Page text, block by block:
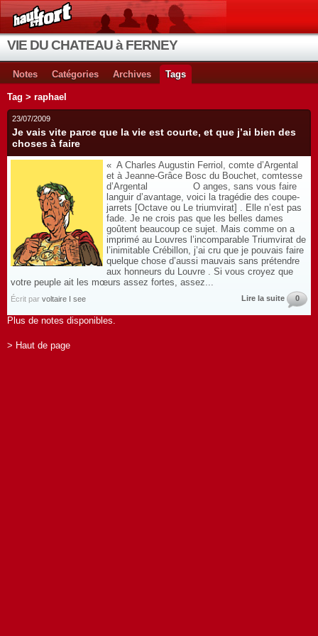
VIE DU CHATEAU à FERNEY
Notes Catégories Archives Tags
Tag > raphael
23/07/2009
Je vais vite parce que la vie est courte, et que j’ai bien des
choses à faire
« A Charles Augustin Ferriol, comte d’Argental
et à Jeanne-Grâce Bosc du Bouchet, comtesse
d’Argental O anges, sans vous faire
languir d’avantage, voici la tragédie des coupe-
jarrets [Octave ou Le triumvirat] . Elle n’est pas
fade. Je ne crois pas que les belles dames
goûtent beaucoup ce sujet. Mais comme on a
imprimé au Louvres l’incomparable Triumvirat de
l’inimitable Crébillon, j’ai cru que je pouvais faire
quelque chose d’aussi mauvais sans prétendre
aux honneurs du Louvre . Si vous croyez que
votre peuple ait les mœurs assez fortes, assez...
Écrit par voltaire I see Lire la suite 0
Plus de notes disponibles.
> Haut de page